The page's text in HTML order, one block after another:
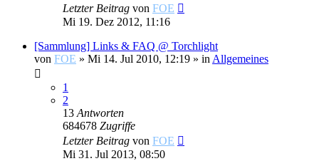
Letzter Beitrag von FOE
Mi 19. Dez 2012, 11:16
[Sammlung] Links & FAQ @ Torchlight
von FOE » Mi 14. Jul 2010, 12:19 » in Allgemeines
1
2
13 Antworten
684678 Zugriffe
Letzter Beitrag von FOE
Mi 31. Jul 2013, 08:50